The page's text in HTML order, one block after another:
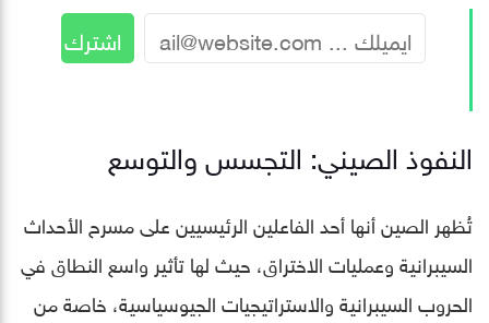
النفوذ الصيني: التجسس والتوسع
تُظهر الصين أنها أحد الفاعلين الرئيسيين على مسرح الأحداث
السيبرانية وعمليات الاختراق، حيث لها تأثير واسع النطاق في
الحروب السيبرانية والاستراتيجيات الجيوسياسية، خاصة من